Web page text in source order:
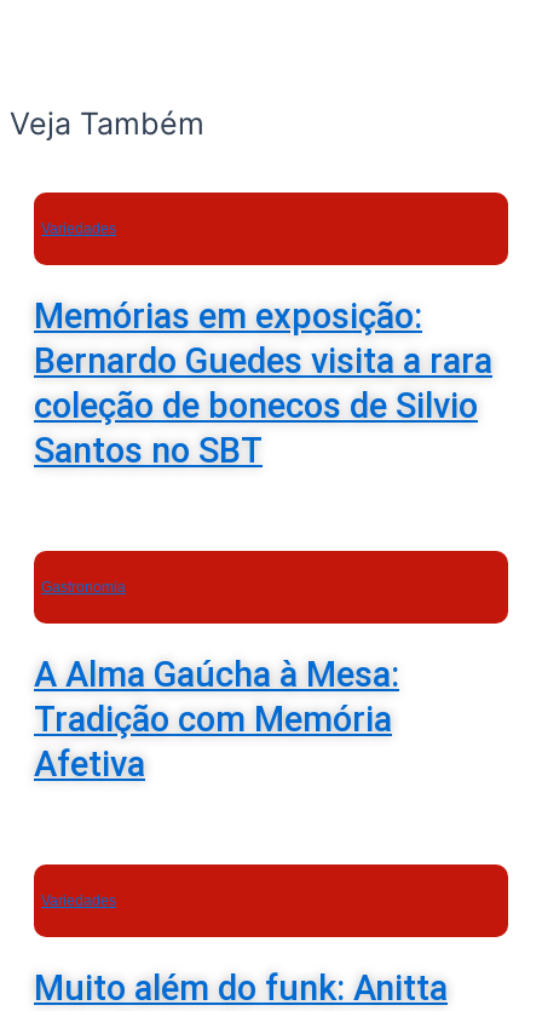
Veja Também
Variedades
Memórias em exposição:
Bernardo Guedes visita a rara
coleção de bonecos de Silvio
Santos no SBT
Gastronomia
A Alma Gaúcha à Mesa:
Tradição com Memória
Afetiva
Variedades
Muito além do funk: Anitta